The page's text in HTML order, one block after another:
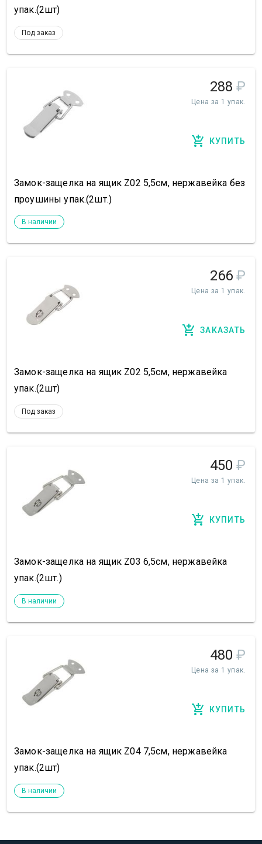
упак.(2шт)
Под заказ
288 ₽
Цена за 1 упак.
КУПИТЬ
Замок-защелка на ящик Z02 5,5см, нержавейка без
проушины упак.(2шт.)
В наличии
266 ₽
Цена за 1 упак.
ЗАКАЗАТЬ
Замок-защелка на ящик Z02 5,5см, нержавейка
упак.(2шт)
Под заказ
450 ₽
Цена за 1 упак.
КУПИТЬ
Замок-защелка на ящик Z03 6,5см, нержавейка
упак.(2шт.)
В наличии
480 ₽
Цена за 1 упак.
КУПИТЬ
Замок-защелка на ящик Z04 7,5см, нержавейка
упак.(2шт)
В наличии